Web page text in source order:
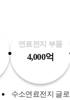
연료전지 부품
4,000억
수소연료전지 글로